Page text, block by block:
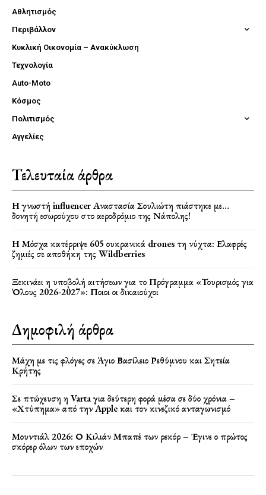
Αθλητισμός
Περιβάλλον
Κυκλική Οικονομία – Ανακύκλωση
Τεχνολογία
Auto-Moto
Κόσμος
Πολιτισμός
Αγγελίες
Τελευταία άρθρα
Η γνωστή influencer Αναστασία Σουλιώτη πιάστηκε με…
δονητή εσωρούχου στο αεροδρόμιο της Νάπολης!
Η Μόσχα κατέρριψε 605 ουκρανικά drones τη νύχτα: Ελαφρές
ζημιές σε αποθήκη της Wildberries
Ξεκινάει η υποβολή αιτήσεων για το Πρόγραμμα «Τουρισμός για
Όλους 2026-2027»: Ποιοι οι δικαιούχοι
Δημοφιλή άρθρα
Μάχη με τις φλόγες σε Άγιο Βασίλειο Ρεθύμνου και Σητεία
Κρήτης
Σε πτώχευση η Varta για δεύτερη φορά μέσα σε δύο χρόνια –
«Χτύπημα» από την Apple και τον κινεζικό ανταγωνισμό
Μουντιάλ 2026: Ο Κιλιάν Μπαπέ των ρεκόρ – Έγινε ο πρώτος
σκόρερ όλων των εποχών